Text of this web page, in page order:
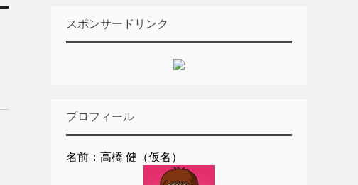
スポンサードリンク
プロフィール
名前：高橋 健（仮名）